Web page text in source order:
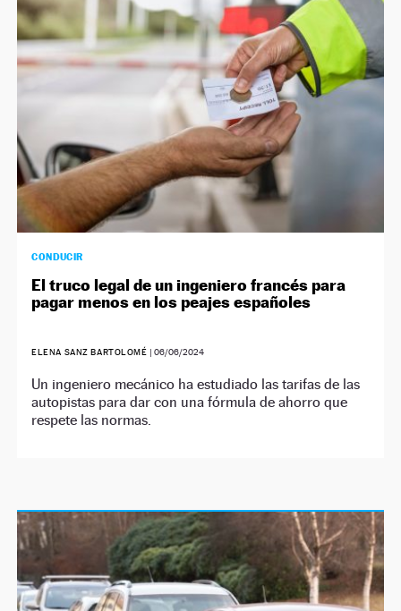
CONDUCIR
El truco legal de un ingeniero francés para
pagar menos en los peajes españoles
ELENA SANZ BARTOLOMÉ | 06/06/2024
Un ingeniero mecánico ha estudiado las tarifas de las
autopistas para dar con una fórmula de ahorro que
respete las normas.